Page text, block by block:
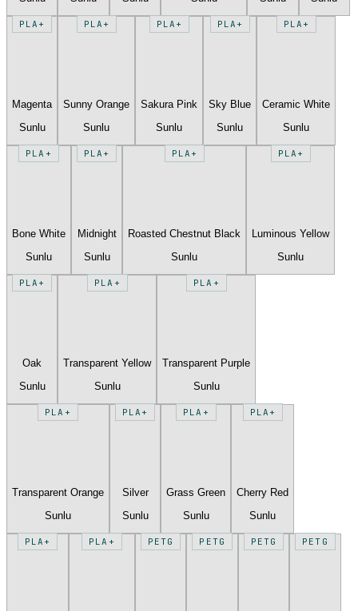
PLA+
Magenta
Sunlu
PLA+
Sunny Orange
Sunlu
PLA+
Sakura Pink
Sunlu
PLA+
Sky Blue
Sunlu
PLA+
Ceramic White
Sunlu
PLA+
Bone White
Sunlu
PLA+
Midnight
Sunlu
PLA+
Roasted Chestnut Black
Sunlu
PLA+
Luminous Yellow
Sunlu
PLA+
Oak
Sunlu
PLA+
Transparent Yellow
Sunlu
PLA+
Transparent Purple
Sunlu
PLA+
Transparent Orange
Sunlu
PLA+
Silver
Sunlu
PLA+
Grass Green
Sunlu
PLA+
Cherry Red
Sunlu
PLA+ PLA+ PETG PETG PETG PETG